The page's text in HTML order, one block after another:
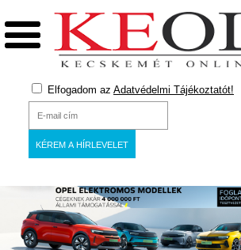
Elfogadom az Adatvédelmi Tájékoztatót!